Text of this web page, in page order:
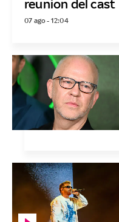
reunion del cast
07 ago - 12:04